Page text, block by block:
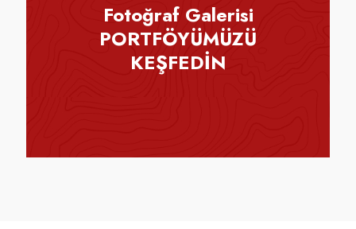
Fotoğraf Galerisi
PORTFÖYÜMÜZÜ
KEŞFEDİN